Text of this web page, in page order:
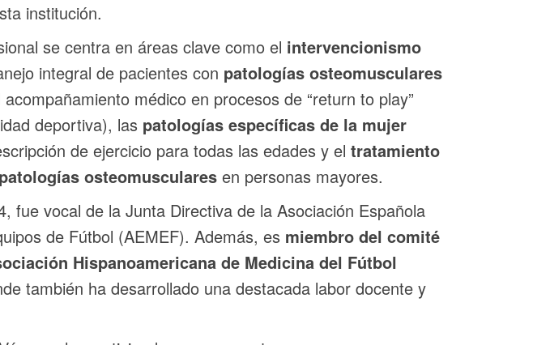
institución.
se centra en áreas clave como el intervencionismo
integral de pacientes con patologías osteomusculares
acompañamiento médico en procesos de “return to play”
deportiva), las patologías específicas de la mujer
de ejercicio para todas las edades y el tratamiento
osteomuscularesen personas mayores.
fue vocal de la Junta Directiva de la Asociación Española
de Fútbol (AEMEF). Además, es miembro del comité
Hispanoamericana de Medicina del Fútbol
también ha desarrollado una destacada labor docente y